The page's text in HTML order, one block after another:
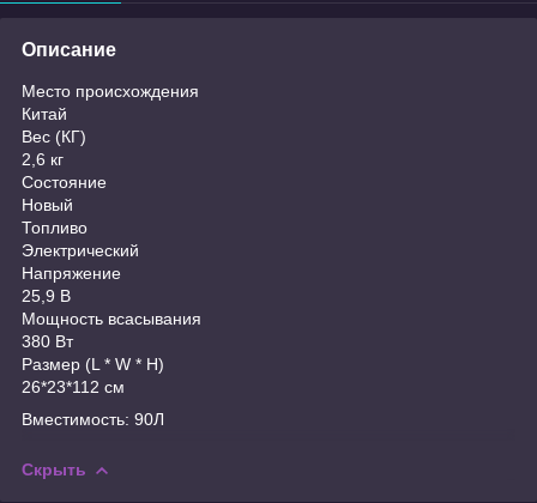
Описание
Место происхождения
Китай
Вес (КГ)
2,6 кг
Состояние
Новый
Топливо
Электрический
Напряжение
25,9 В
Мощность всасывания
380 Вт
Размер (L * W * H)
26*23*112 см
Вместимость: 90Л
Скрыть